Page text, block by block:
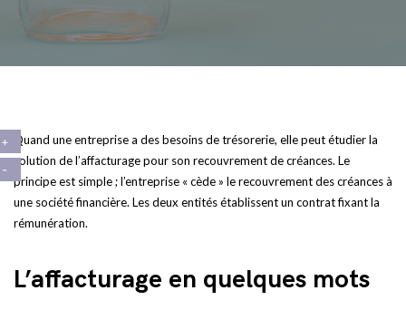
Quand une entreprise a des besoins de trésorerie, elle peut étudier la
solution de l’affacturage pour son recouvrement de créances. Le
principe est simple ; l’entreprise « cède » le recouvrement des créances à
une société financière. Les deux entités établissent un contrat fixant la
rémunération.
L’affacturage en quelques mots